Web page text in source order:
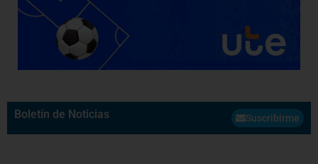
Boletín de Noticias Suscribirme